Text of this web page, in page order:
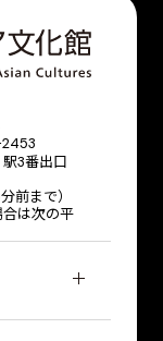
3番出口
前まで）
は次の平